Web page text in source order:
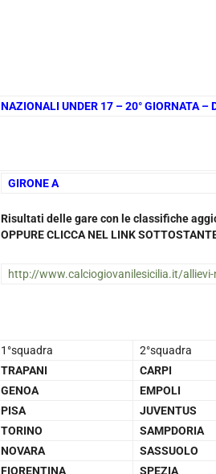
NAZIONALI UNDER 17 – 20° GIORNATA –
GIRONE A
Risultati delle gare con le classifiche
OPPURE CLICCA NEL LINK
http://www.calciogiovanilesicilia.it/
1°squadra 2°squadra
TRAPANI
CARPI
GENOA
EMPOLI
PISA
JUVENTUS
TORINO
SAMPDORIA
NOVARA
SASSUOLO
FIORENTINA
SPEZIA